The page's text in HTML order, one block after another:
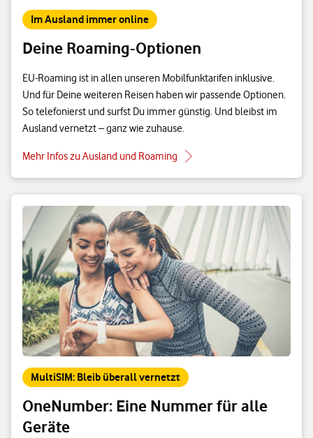
Im Ausland immer online
Deine Roaming-Optionen
EU-Roaming ist in allen unseren Mobilfunktarifen inklusive.
Und für Deine weiteren Reisen haben wir passende Optionen.
So telefonierst und surfst Du immer günstig. Und bleibst im
Ausland vernetzt – ganz wie zuhause.
Mehr Infos zu Ausland und Roaming
MultiSIM: Bleib überall vernetzt
OneNumber: Eine Nummer für alle
Geräte